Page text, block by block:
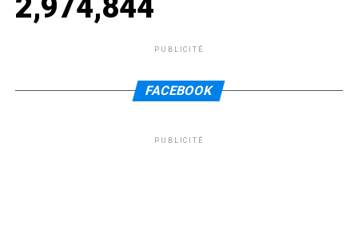
PUBLICITÉ
FACEBOOK
PUBLICITÉ